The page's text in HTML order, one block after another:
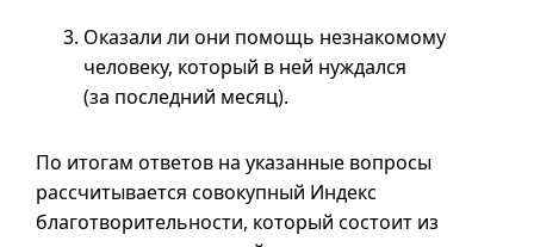
Оказали ли они помощь незнакомому
человеку, который в ней нуждался
(за последний месяц).
По итогам ответов на указанные вопросы
рассчитывается совокупный Индекс
благотворительности, который состоит из